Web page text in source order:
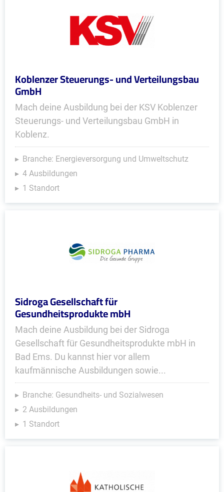
Koblenzer Steuerungs- und Verteilungsbau
GmbH
Mach deine Ausbildung bei der KSV Koblenzer
Steuerungs- und Verteilungsbau GmbH in
Koblenz.
Branche: Energieversorgung und Umweltschutz
4 Ausbildungen
1 Standort
Sidroga Gesellschaft für
Gesundheitsprodukte mbH
Mach deine Ausbildung bei der Sidroga
Gesellschaft für Gesundheitsprodukte mbH in
Bad Ems. Du kannst hier vor allem
kaufmännische Ausbildungen sowie...
Branche: Gesundheits- und Sozialwesen
2 Ausbildungen
1 Standort